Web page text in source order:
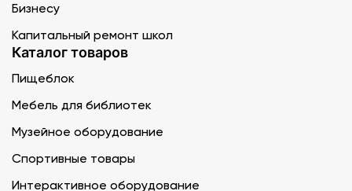
Бизнесу
Капитальный ремонт школ
Каталог товаров
Пищеблок
Мебель для библиотек
Музейное оборудование
Спортивные товары
Интерактивное оборудование